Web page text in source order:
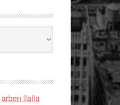
arben llalla